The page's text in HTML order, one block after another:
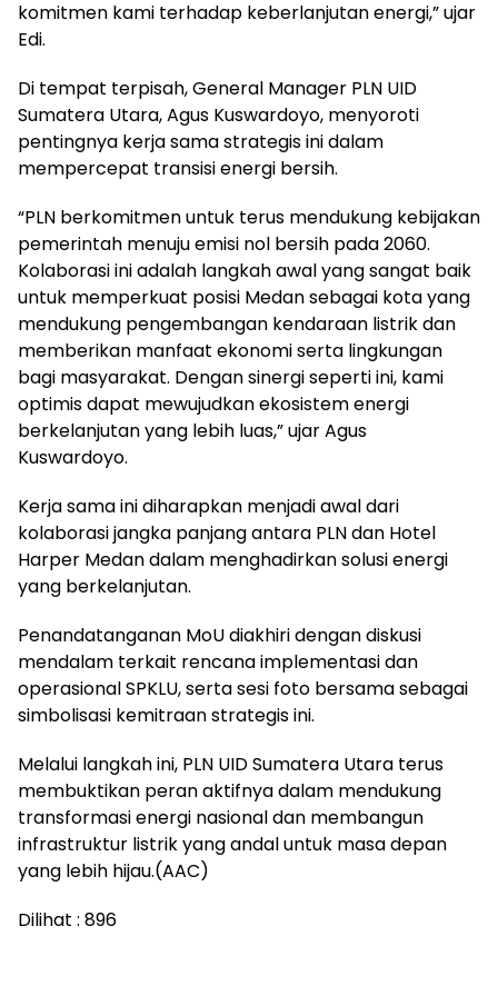
komitmen kami terhadap keberlanjutan energi,” ujar
Edi.
Di tempat terpisah, General Manager PLN UID
Sumatera Utara, Agus Kuswardoyo, menyoroti
pentingnya kerja sama strategis ini dalam
mempercepat transisi energi bersih.
“PLN berkomitmen untuk terus mendukung kebijakan
pemerintah menuju emisi nol bersih pada 2060.
Kolaborasi ini adalah langkah awal yang sangat baik
untuk memperkuat posisi Medan sebagai kota yang
mendukung pengembangan kendaraan listrik dan
memberikan manfaat ekonomi serta lingkungan
bagi masyarakat. Dengan sinergi seperti ini, kami
optimis dapat mewujudkan ekosistem energi
berkelanjutan yang lebih luas,” ujar Agus
Kuswardoyo.
Kerja sama ini diharapkan menjadi awal dari
kolaborasi jangka panjang antara PLN dan Hotel
Harper Medan dalam menghadirkan solusi energi
yang berkelanjutan.
Penandatanganan MoU diakhiri dengan diskusi
mendalam terkait rencana implementasi dan
operasional SPKLU, serta sesi foto bersama sebagai
simbolisasi kemitraan strategis ini.
Melalui langkah ini, PLN UID Sumatera Utara terus
membuktikan peran aktifnya dalam mendukung
transformasi energi nasional dan membangun
infrastruktur listrik yang andal untuk masa depan
yang lebih hijau.(AAC)
Dilihat : 896